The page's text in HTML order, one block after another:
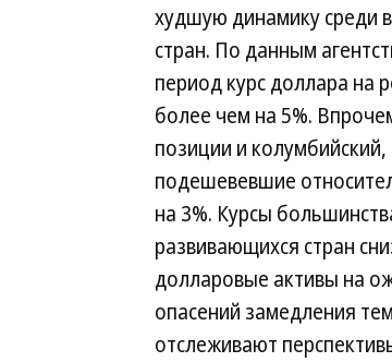
худшую динамику среди
стран. По данным
период курс доллара на
более чем на 5%.
позиции и
подешевевшие
на 3%. Курсы
развивающихся стран
долларовые активы на
опасений замедления
отслеживают